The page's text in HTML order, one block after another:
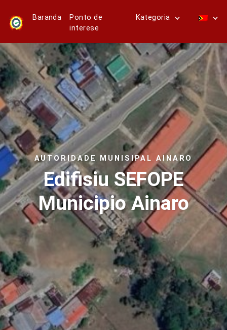
Baranda
Ponto de
interese
Kategoria
AUTORIDADE MUNISIPAL AINARO
Edifisiu SEFOPE
Municipio Ainaro